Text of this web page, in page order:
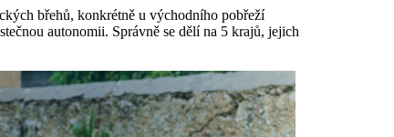
břehů, konkrétně u východního pobřeží
autonomii. Správně se dělí na 5 krajů, jejich